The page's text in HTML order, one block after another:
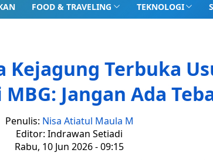
FOOD & TRAVELING TEKNOLOGI
Kejagung Terbuka
Jangan Ada
Penulis: Nisa Atiatul Maula M
Editor: Indrawan Setiadi
Rabu, 10 Jun 2026 - 09:15